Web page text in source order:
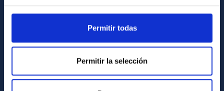
Permitir todas
Permitir la selección
Legislation
Code of ethics and anti-fraud policy
Gender equality and diversity
Environment and Sustainability